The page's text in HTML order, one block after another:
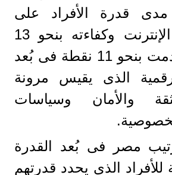
قدرة الأفراد على
الوصول إلى الإنترنت وكفاءته بنحو 13
نقطة، كما تقدمت بنحو 11 نقطة فى بُعد
الذى يقيس مرونة
والأمان وسياسات
مصر فى بُعد القدرة
للأفراد الذى يحدد قدرتهم